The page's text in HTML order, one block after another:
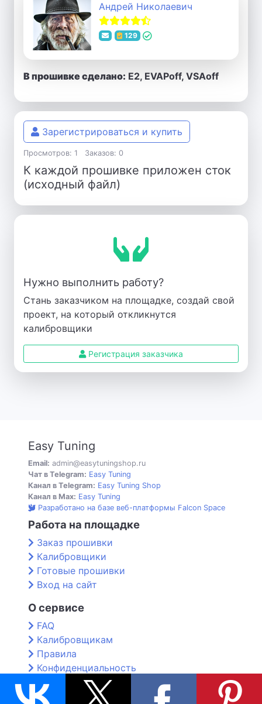
Андрей Николаевич
129
В прошивке сделано: E2, EVAPoff, VSAoff
Зарегистрироваться и купить
Просмотров: 1 Заказов: 0
К каждой прошивке приложен сток
(исходный файл)
Нужно выполнить работу?
Стань заказчиком на площадке, создай свой
проект, на который откликнутся
калибровщики
Регистрация заказчика
Easy Tuning
Email: admin@easytuningshop.ru
Чат в Telegram: Easy Tuning
Канал в Telegram: Easy Tuning Shop
Канал в Max: Easy Tuning
Разработано на базе веб-платформы Falcon Space
Работа на площадке
Заказ прошивки
Калибровщики
Готовые прошивки
Вход на сайт
О сервисе
FAQ
Калибровщикам
Правила
Конфиденциальность
Контакты